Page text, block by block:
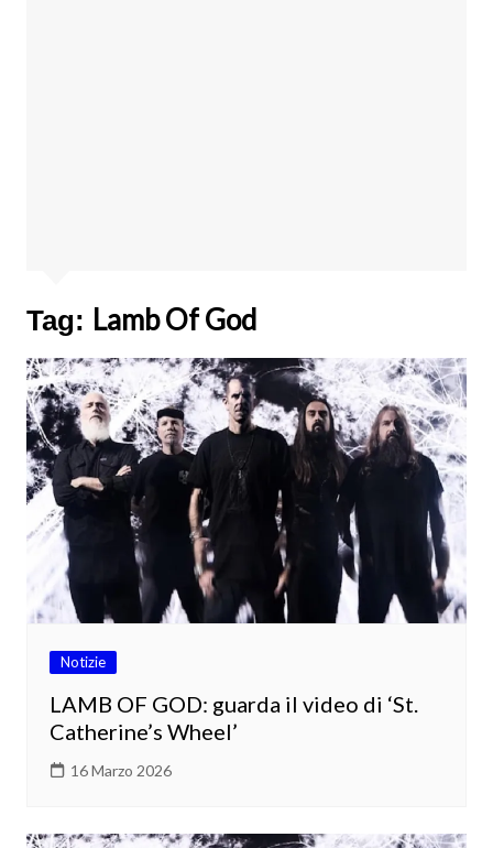
Tag: Lamb Of God
Notizie
LAMB OF GOD: guarda il video di ‘St.
Catherine’s Wheel’
16 Marzo 2026